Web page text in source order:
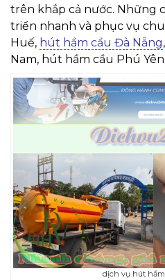
trên khắp cả nước. Những
triển nhanh và phục vụ
Huế, hút hầm cầu Đà Nẵng
Nam, hút hầm cầu Phú
dịch vụ hút